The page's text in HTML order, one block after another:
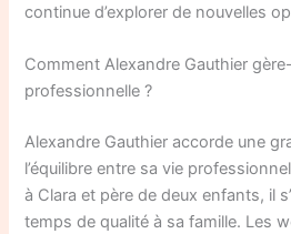
continue d’explorer de nouvelles
Comment Alexandre Gauthier
professionnelle ?
Alexandre Gauthier accorde une
l’équilibre entre sa vie
à Clara et père de deux enfants, il
temps de qualité à sa famille. Les